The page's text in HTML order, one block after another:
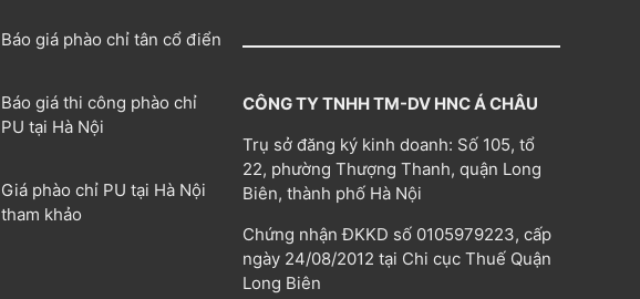
Báo giá phào chỉ tân cổ điển
Báo giá thi công phào chỉ
PU tại Hà Nội
Giá phào chỉ PU tại Hà Nội
tham khảo
CÔNG TY TNHH TM-DV HNC Á CHÂU
Trụ sở đăng ký kinh doanh: Số 105, tổ
22, phường Thượng Thanh, quận Long
Biên, thành phố Hà Nội
Chứng nhận ĐKKD số 0105979223, cấp
ngày 24/08/2012 tại Chi cục Thuế Quận
Long Biên